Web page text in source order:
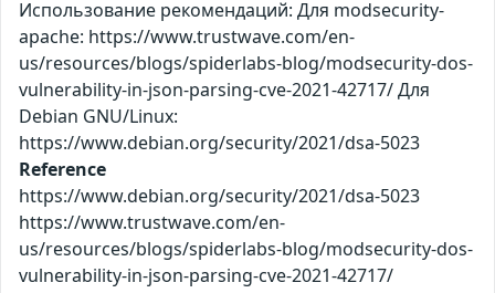
Использование рекомендаций: Для modsecurity-
apache: https://www.trustwave.com/en-
us/resources/blogs/spiderlabs-blog/modsecurity-dos-
vulnerability-in-json-parsing-cve-2021-42717/ Для
Debian GNU/Linux:
https://www.debian.org/security/2021/dsa-5023
Reference
https://www.debian.org/security/2021/dsa-5023
https://www.trustwave.com/en-
us/resources/blogs/spiderlabs-blog/modsecurity-dos-
vulnerability-in-json-parsing-cve-2021-42717/